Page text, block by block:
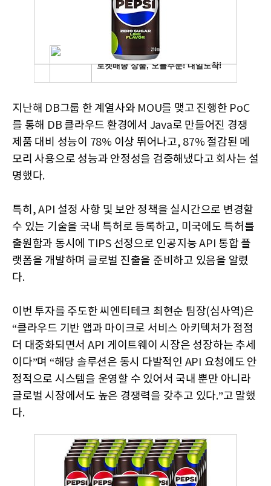
지난해 DB그룹 한 계열사와 MOU를 맺고 진행한 PoC
를 통해 DB 클라우드 환경에서 Java로 만들어진 경쟁
제품 대비 성능이 78% 이상 뛰어나고, 87% 절감된 메
모리 사용으로 성능과 안정성을 검증해냈다고 회사는 설
명했다.
특히 , API 설정 사항 및 보안 정책을 실시간으로 변경할
수 있는 기술을 국내 특허로 등록하고, 미국에도 특허를
출원함과 동시에 TIPS 선정으로 인공지능API 통합 플
랫폼을 개발하며 글로벌 진출을 준비하고 있음을 알렸
다.
이번 투자를 주도한 씨엔티테크 최현순 팀장(심사역)은
“클라우드 기반 앱과 마이크로 서비스 아키텍처가 점점
더 대중화되면서 API 게이트웨이 시장은 성장하는 추세
이다”며 “해당 솔루션은 동시 다발적인 API 요청에도 안
정적으로 시스템을 운영할 수 있어서 국내 뿐만 아니라
글로벌 시장에서도 높은 경쟁력을 갖추고 있다.”고 말했
다.